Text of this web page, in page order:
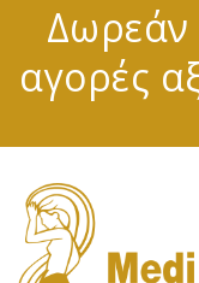
Δωρεάν
αγορές